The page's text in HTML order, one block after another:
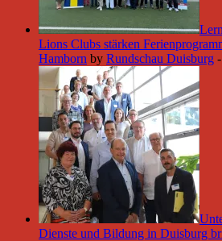
Lions Clubs stärken
Hamborn by Rundschau Duisburg -
Dienste und Bildung in Duisburg